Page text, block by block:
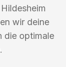
wir deine
die optimale